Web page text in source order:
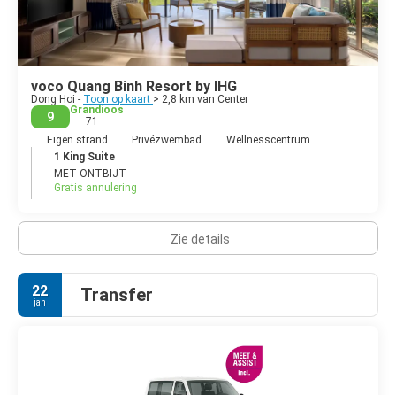
voco Quang Binh Resort by IHG
Dong Hoi - Toon op kaart > 2,8 km van Center
9
Grandioos
71
Eigen strand
Privézwembad
Wellnesscentrum
1 King Suite
MET ONTBIJT
Gratis annulering
Zie details
22
jan Transfer